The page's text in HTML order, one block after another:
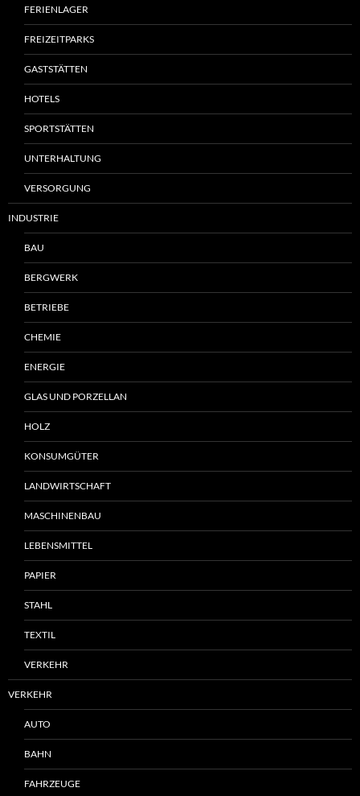
FERIENLAGER
FREIZEITPARKS
GASTSTÄTTEN
HOTELS
SPORTSTÄTTEN
UNTERHALTUNG
VERSORGUNG
INDUSTRIE
BAU
BERGWERK
BETRIEBE
CHEMIE
ENERGIE
GLAS UND PORZELLAN
HOLZ
KONSUMGÜTER
LANDWIRTSCHAFT
MASCHINENBAU
LEBENSMITTEL
PAPIER
STAHL
TEXTIL
VERKEHR
VERKEHR
AUTO
BAHN
FAHRZEUGE